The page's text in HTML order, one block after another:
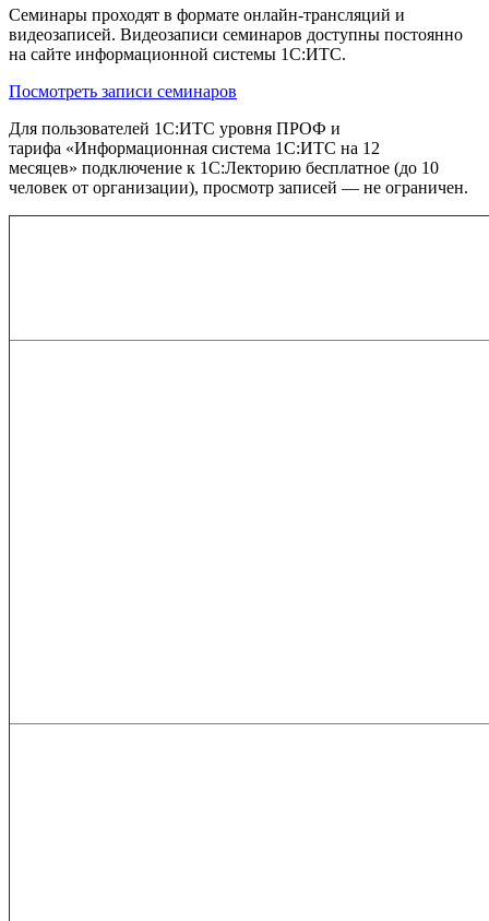
Семинары проходят в формате онлайн-трансляций и
видеозаписей. Видеозаписи семинаров доступны постоянно
на сайте информационной системы 1С:ИТС.
Посмотреть записи семинаров
Для пользователей 1С:ИТС уровня ПРОФ и
тарифа «Информационная система 1С:ИТС на 12
месяцев» подключение к 1С:Лекторию бесплатное (до 10
человек от организации), просмотр записей — не ограничен.